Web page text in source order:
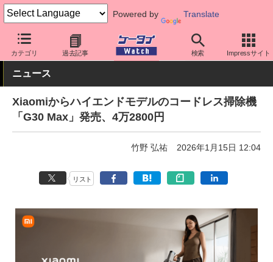
Powered by Translate
カテゴリ 過去記事 検索 Impressサイト
ケータイ Watch OS Android シャオミ
ニュース
Xiaomiからハイエンドモデルのコードレス掃除機
「G30 Max」発売、4万2800円
竹野 弘祐 2026年1月15日 12:04
リスト